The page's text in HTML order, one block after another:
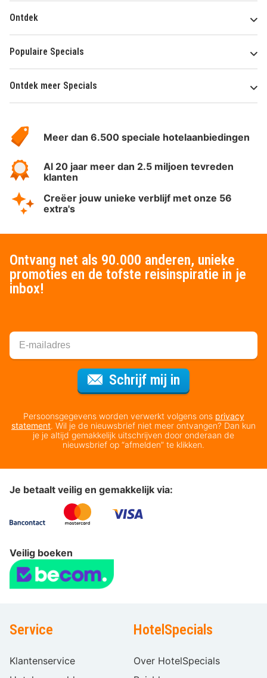
Ontdek
Populaire Specials
Ontdek meer Specials
HotelSpecials
Meer dan 6.500 speciale hotelaanbiedingen
Al 20 jaar meer dan 2.5 miljoen tevreden
klanten
Creëer jouw unieke verblijf met onze 56
extra's
Ontvang net als 90.000 anderen, unieke
promoties en de tofste reisinspiratie in je
inbox!
Schrijf mij in
Persoonsgegevens worden verwerkt volgens ons privacy
statement. Wil je de nieuwsbrief niet meer ontvangen? Dan kun
je je altijd gemakkelijk uitschrijven door onderaan de
nieuwsbrief op “afmelden” te klikken.
Je betaalt veilig en gemakkelijk via:
Veilig boeken
Service
Klantenservice
HotelSpecials
Over HotelSpecials